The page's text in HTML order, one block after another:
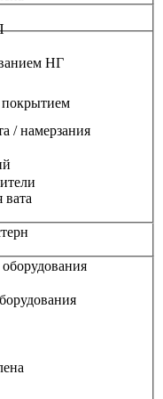
НГ
/ намерзания
вата
покрытием